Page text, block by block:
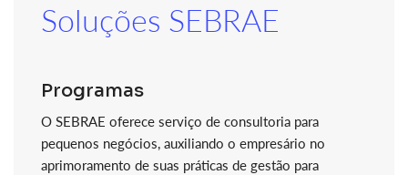
Soluções SEBRAE
Programas
O SEBRAE oferece serviço de consultoria para
pequenos negócios, auxiliando o empresário no
aprimoramento de suas práticas de gestão para